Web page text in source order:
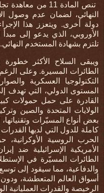
تنص المادة 11 من
النهائي، لضمان عدم وصول
دولة أخرى. ويتعزز هذا
الأوروبي، الذي يدعو إلى
تلتزم بشهادة المستخدم النهائي.
ويبقى السلاح الأكثر
الطائرات المسيرة. وعلى
التكنولوجيا العسكرية
المستوى الدولي، التي تهدف
القادرة على حمل حمولات
الولايات المتحدة والصين
بعض أنواع المسيّرات
كاملة للدول التي لديها
الحرب الروسية
الأمريكية الإسرائيلية ضد
الطائرات المسيّرة في
والدفاعية، مما سيقود إلى
أسواق العالم المتعطشة،
الرخيصة والقدرات العمليانية